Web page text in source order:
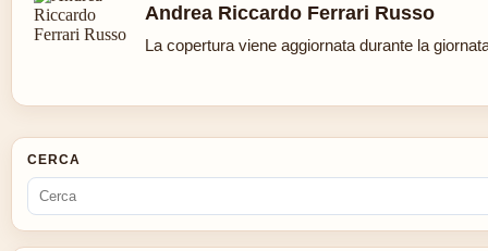
Andrea Riccardo Ferrari Russo
La copertura viene aggiornata durante la
CERCA